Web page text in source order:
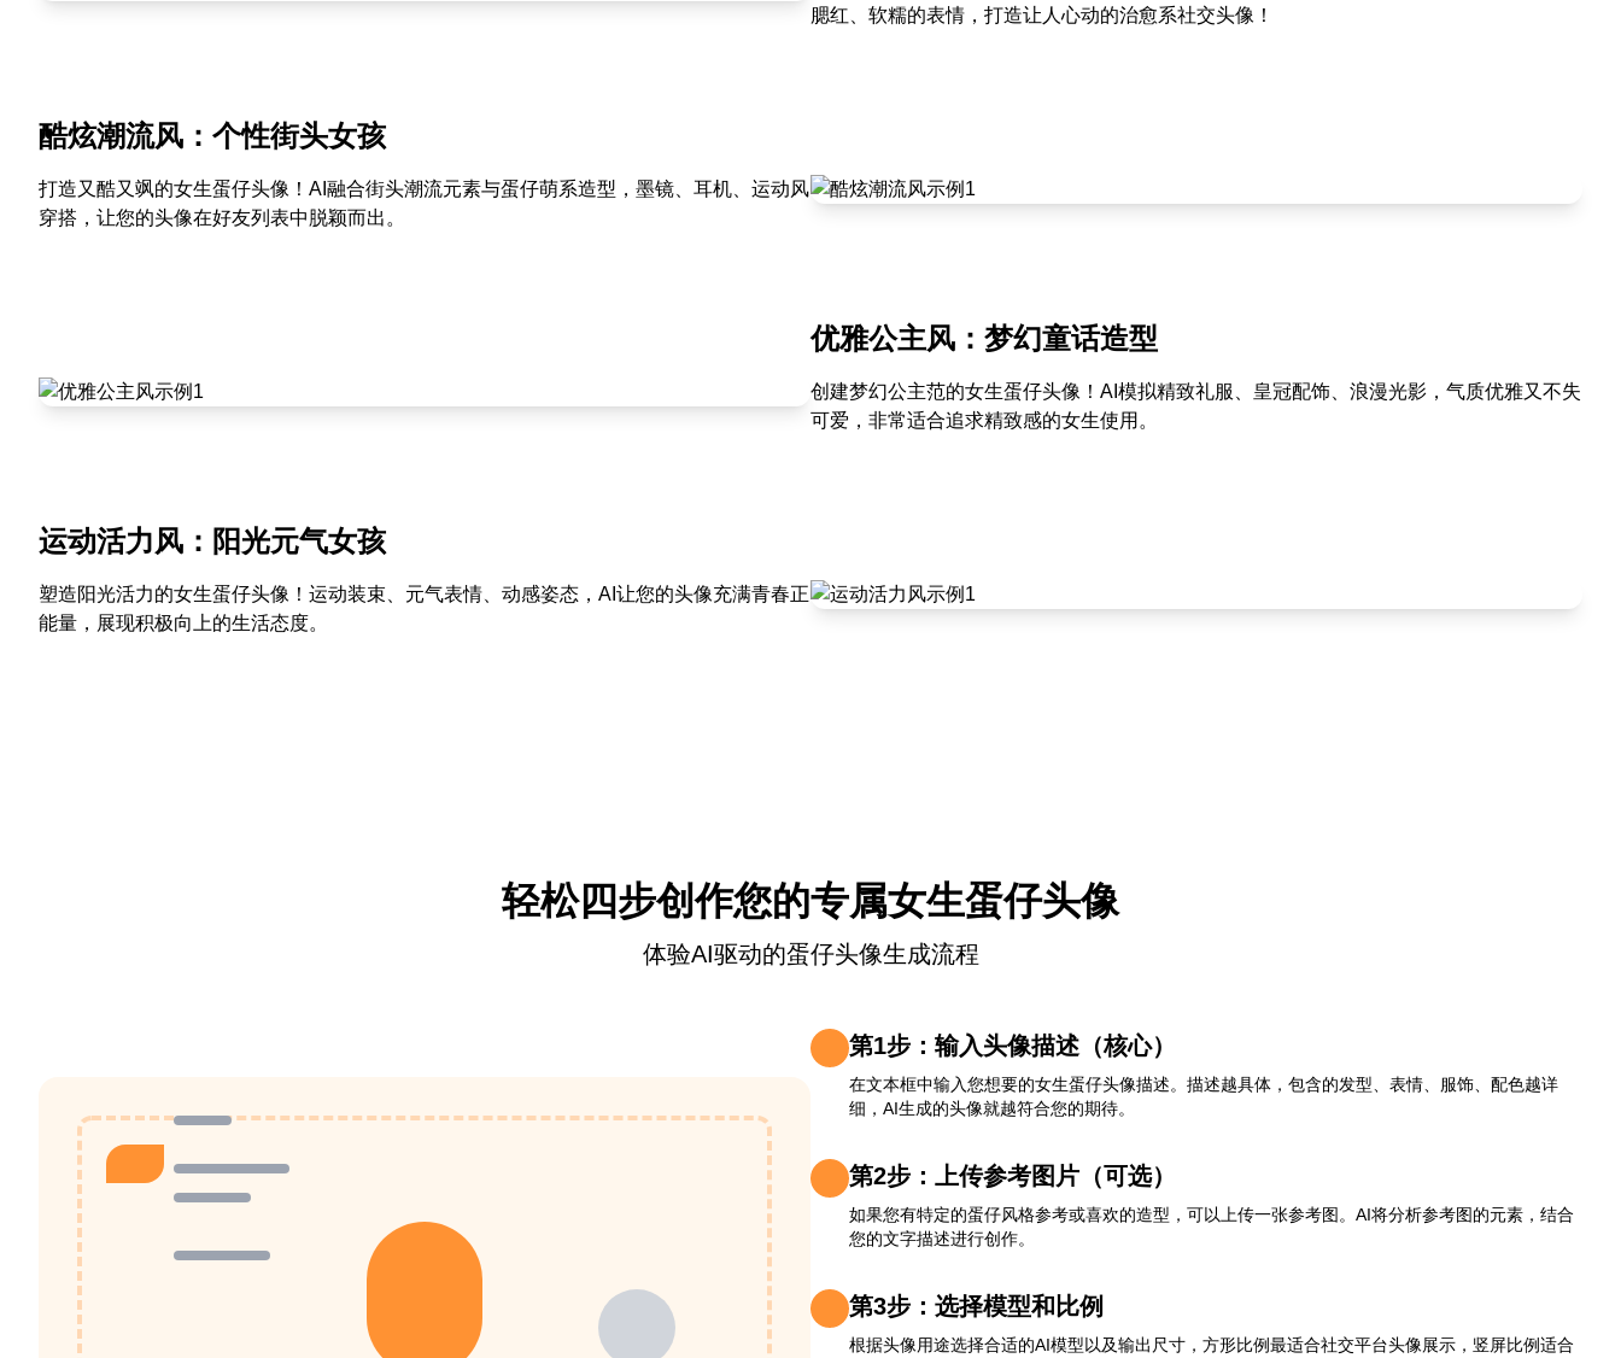
腮红、软糯的表情，打造让人心动的治愈系社交头像！
酷炫潮流风：个性街头女孩
打造又酷又飒的女生蛋仔头像！AI融合街头潮流元素与蛋仔萌系造型，墨镜、耳机、运动风
穿搭，让您的头像在好友列表中脱颖而出。
优雅公主风：梦幻童话造型
创建梦幻公主范的女生蛋仔头像！AI模拟精致礼服、皇冠配饰、浪漫光影，气质优雅又不失
可爱，非常适合追求精致感的女生使用。
运动活力风：阳光元气女孩
塑造阳光活力的女生蛋仔头像！运动装束、元气表情、动感姿态，AI让您的头像充满青春正
能量，展现积极向上的生活态度。
轻松四步创作您的专属女生蛋仔头像
体验AI驱动的蛋仔头像生成流程
第1步：输入头像描述（核心）
在文本框中输入您想要的女生蛋仔头像描述。描述越具体，包含的发型、表情、服饰、配色越详
细，AI生成的头像就越符合您的期待。
第2步：上传参考图片（可选）
如果您有特定的蛋仔风格参考或喜欢的造型，可以上传一张参考图。AI将分析参考图的元素，结合
您的文字描述进行创作。
第3步：选择模型和比例
根据头像用途选择合适的AI模型以及输出尺寸，方形比例最适合社交平台头像展示，竖屏比例适合